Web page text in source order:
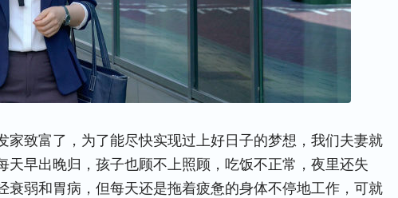
家致富了，为了能尽快实现过上好日子的梦想，我们夫妻就
天早出晚归，孩子也顾不上照顾，吃饭不正常，夜里还失
衰弱和胃病，但每天还是拖着疲惫的身体不停地工作，可就